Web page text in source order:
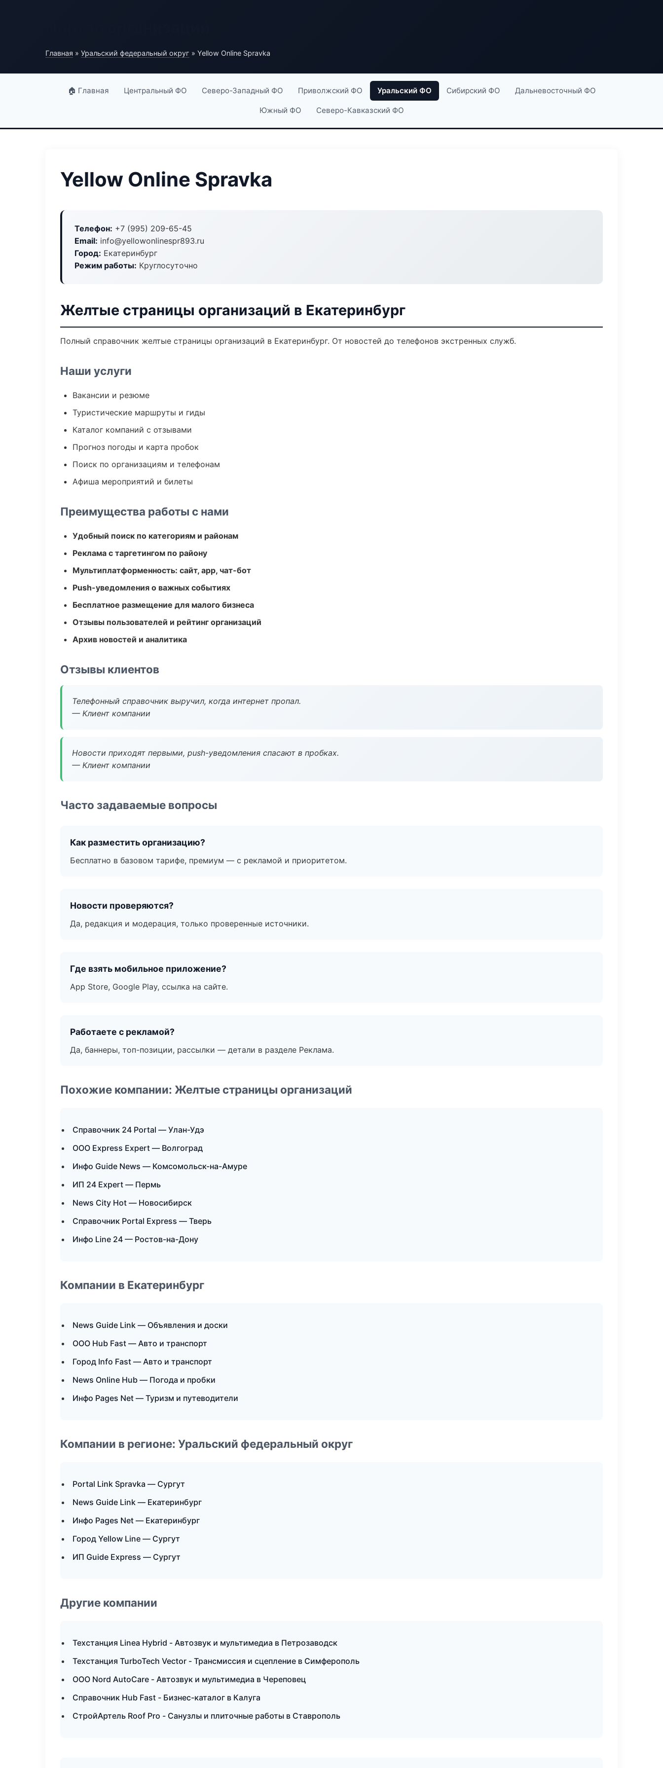
Главная » Уральский федеральный округ » Yellow Online Spravka
🏠 Главная Центральный ФО Северо-Западный ФО Приволжский ФО Уральский ФО Сибирский ФО Дальневосточный ФО
Южный ФО Северо-Кавказский ФО
Yellow Online Spravka
Телефон: +7 (995) 209-65-45
Email: info@yellowonlinespr893.ru
Город: Екатеринбург
Режим работы: Круглосуточно
Желтые страницы организаций в Екатеринбург
Полный справочник желтые страницы организаций в Екатеринбург. От новостей до телефонов экстренных служб.
Наши услуги
Вакансии и резюме
Туристические маршруты и гиды
Каталог компаний с отзывами
Прогноз погоды и карта пробок
Поиск по организациям и телефонам
Афиша мероприятий и билеты
Преимущества работы с нами
Удобный поиск по категориям и районам
Реклама с таргетингом по району
Мультиплатформенность: сайт, app, чат-бот
Push-уведомления о важных событиях
Бесплатное размещение для малого бизнеса
Отзывы пользователей и рейтинг организаций
Архив новостей и аналитика
Отзывы клиентов
Телефонный справочник выручил, когда интернет пропал.
— Клиент компании
Новости приходят первыми, push-уведомления спасают в пробках.
— Клиент компании
Часто задаваемые вопросы
Как разместить организацию?
Бесплатно в базовом тарифе, премиум — с рекламой и приоритетом.
Новости проверяются?
Да, редакция и модерация, только проверенные источники.
Где взять мобильное приложение?
App Store, Google Play, ссылка на сайте.
Работаете с рекламой?
Да, баннеры, топ-позиции, рассылки — детали в разделе Реклама.
Похожие компании: Желтые страницы организаций
Справочник 24 Portal — Улан-Удэ
ООО Express Expert — Волгоград
Инфо Guide News — Комсомольск-на-Амуре
ИП 24 Expert — Пермь
News City Hot — Новосибирск
Справочник Portal Express — Тверь
Инфо Line 24 — Ростов-на-Дону
Компании в Екатеринбург
News Guide Link — Объявления и доски
ООО Hub Fast — Авто и транспорт
Город Info Fast — Авто и транспорт
News Online Hub — Погода и пробки
Инфо Pages Net — Туризм и путеводители
Компании в регионе: Уральский федеральный округ
Portal Link Spravka — Сургут
News Guide Link — Екатеринбург
Инфо Pages Net — Екатеринбург
Город Yellow Line — Сургут
ИП Guide Express — Сургут
Другие компании
Техстанция Linea Hybrid - Автозвук и мультимедиа в Петрозаводск
Техстанция TurboTech Vector - Трансмиссия и сцепление в Симферополь
ООО Nord AutoCare - Автозвук и мультимедиа в Череповец
Справочник Hub Fast - Бизнес-каталог в Калуга
СтройАртель Roof Pro - Санузлы и плиточные работы в Ставрополь